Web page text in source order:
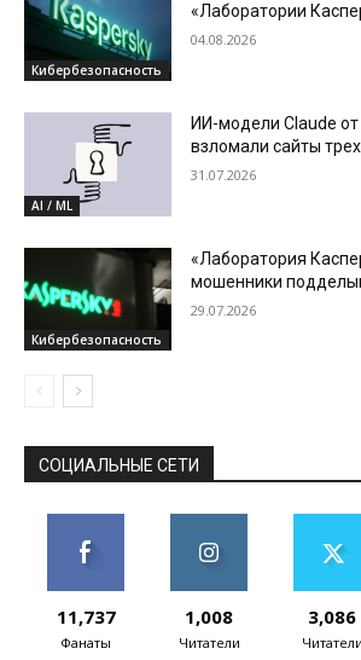
Кибербезопасность
«Лаборатории
2026 году четыре
04.08.2026
AI / ML
ИИ-модели Claude
взломали сайты
31.07.2026
Кибербезопасность
«Лаборатория
мошенники
зарубежных
29.07.2026
СОЦИАЛЬНЫЕ СЕТИ
11,737
Фанаты
1,008
Читатели
3,086
Читатели